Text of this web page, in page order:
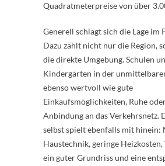
Quadratmeterpreise von über
Generell schlägt sich die Lage im
Dazu zählt nicht nur die Region,
die direkte Umgebung. Schulen
Kindergärten in der
ebenso wertvoll wie gute
Einkaufsmöglichkeiten, Ruhe
Anbindung an das Verkehrsnetz.
selbst spielt ebenfalls mit hinein:
Haustechnik, geringe
ein guter Grundriss und eine